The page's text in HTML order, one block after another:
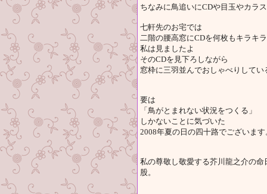
ちなみに鳥追いにCDや目玉やカラ
七軒先のお宅では
二階の腰高窓にCDを何枚もキラキ
私は見ましたよ
そのCDを見下ろしながら
窓枠に三羽並んでおしゃべりして
要は
「鳥がとまれない状況をつくる」
しかないことに気づいた
2008年夏の日の四十路でございます
私の尊敬し敬愛する芥川龍之介の
股。